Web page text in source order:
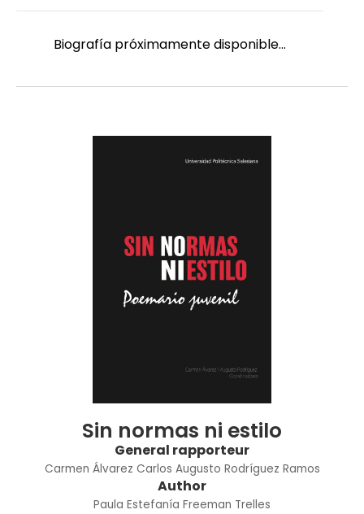
Masculino
Biografía próximamente disponible...
Sin normas ni estilo
General rapporteur
Carmen Álvarez Carlos Augusto Rodríguez Ramos
Author
Paula Estefanía Freeman Trelles